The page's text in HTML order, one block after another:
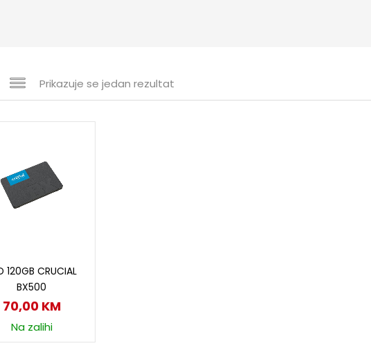
Prikazuje se jedan rezultat
120GB CRUCIAL
BX500
70,00 KM
Na zalihi